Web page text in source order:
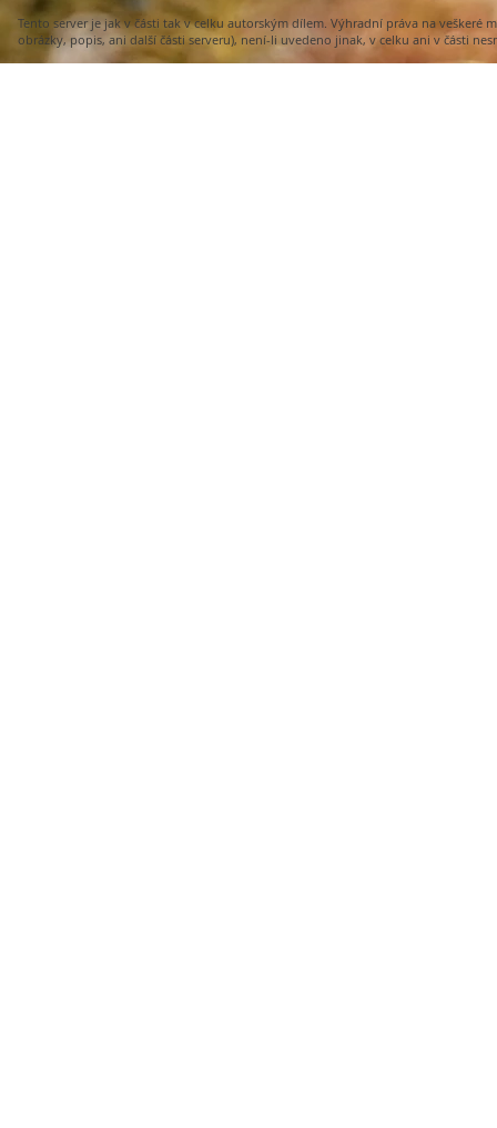
Tento server je jak v části tak v celku autorským dílem. Výhradní práva na
obrázky, popis, ani další části serveru), není-li uvedeno jinak, v celku ani v části